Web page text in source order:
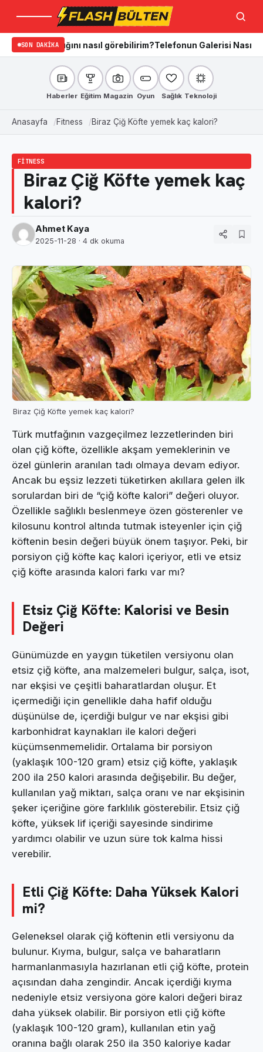
Menü Ara
SON DAKIKAnasıl görebilirim?Telefonun Galerisi Nasıl Temizlenir?
Haberler Eğitim Magazin Oyun Sağlık Teknoloji
Anasayfa Fitness Biraz Çiğ Köfte yemek kaç kalori?
FITNESS
Biraz Çiğ Köfte yemek kaç
kalori?
Ahmet Kaya
2025-11-28 · 4 dk okuma
Biraz Çiğ Köfte yemek kaç kalori?
Türk mutfağının vazgeçilmez lezzetlerinden biri
olan çiğ köfte, özellikle akşam yemeklerinin ve
özel günlerin aranılan tadı olmaya devam ediyor.
Ancak bu eşsiz lezzeti tüketirken akıllara gelen ilk
sorulardan biri de “çiğ köfte kalori” değeri oluyor.
Özellikle sağlıklı beslenmeye özen gösterenler ve
kilosunu kontrol altında tutmak isteyenler için çiğ
köftenin besin değeri büyük önem taşıyor. Peki, bir
porsiyon çiğ köfte kaç kalori içeriyor, etli ve etsiz
çiğ köfte arasında kalori farkı var mı?
Etsiz Çiğ Köfte: Kalorisi ve Besin
Değeri
Günümüzde en yaygın tüketilen versiyonu olan
etsiz çiğ köfte, ana malzemeleri bulgur, salça, isot,
nar ekşisi ve çeşitli baharatlardan oluşur. Et
içermediği için genellikle daha hafif olduğu
düşünülse de, içerdiği bulgur ve nar ekşisi gibi
karbonhidrat kaynakları ile kalori değeri
küçümsenmemelidir. Ortalama bir porsiyon
(yaklaşık 100-120 gram) etsiz çiğ köfte, yaklaşık
200 ila 250 kalori arasında değişebilir. Bu değer,
kullanılan yağ miktarı, salça oranı ve nar ekşisinin
şeker içeriğine göre farklılık gösterebilir. Etsiz çiğ
köfte, yüksek lif içeriği sayesinde sindirime
yardımcı olabilir ve uzun süre tok kalma hissi
verebilir.
Etli Çiğ Köfte: Daha Yüksek Kalori
mi?
Geleneksel olarak çiğ köftenin etli versiyonu da
bulunur. Kıyma, bulgur, salça ve baharatların
harmanlanmasıyla hazırlanan etli çiğ köfte, protein
açısından daha zengindir. Ancak içerdiği kıyma
nedeniyle etsiz versiyona göre kalori değeri biraz
daha yüksek olabilir. Bir porsiyon etli çiğ köfte
(yaklaşık 100-120 gram), kullanılan etin yağ
oranına bağlı olarak 250 ila 350 kaloriye kadar